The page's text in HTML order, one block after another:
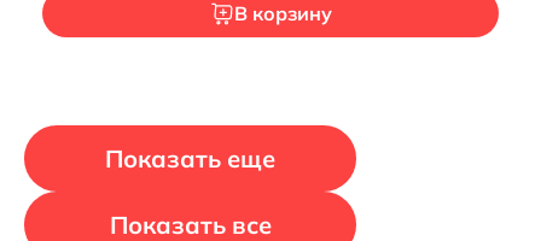
В корзину
Показать еще
Показать все